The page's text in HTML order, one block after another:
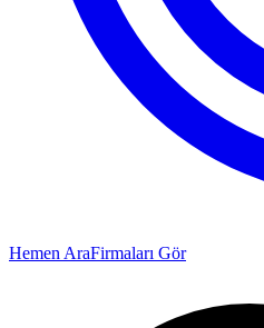
Hemen AraFirmaları Gör